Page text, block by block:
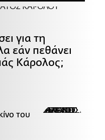
για τη
εάν πεθάνει
Κάρολος;
του